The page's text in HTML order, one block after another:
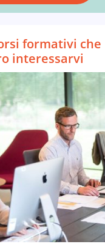
formativi che
interessarvi